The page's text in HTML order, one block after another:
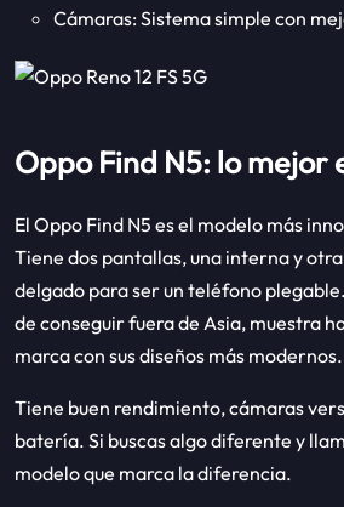
Cámaras: Sistema simple con
Oppo Find N5: lo mejor
El Oppo Find N5 es el modelo más
Tiene dos pantallas, una interna y
delgado para ser un teléfono
de conseguir fuera de Asia, muestra
marca con sus diseños más modernos.
Tiene buen rendimiento, cámaras
batería. Si buscas algo diferente y
modelo que marca la diferencia.